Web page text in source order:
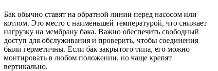
Бак обычно ставят на обратной линии перед насосом или
котлом. Это место с наименьшей температурой, что снижает
нагрузку на мембрану бака. Важно обеспечить свободный
доступ для обслуживания и проверить, чтобы соединения
были герметичны. Если бак закрытого типа, его можно
монтировать в любом положении, но чаще крепят
вертикально.